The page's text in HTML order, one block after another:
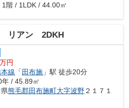
1階 / 1LDK / 44.00㎡
リアン 2DKH
万円
線 「 田布施 」駅 徒歩20分
年 / 45.89㎡
県熊毛郡田布施町大字波野２１７１